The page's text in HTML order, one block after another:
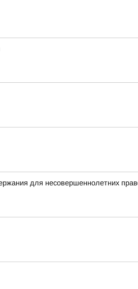
для несовершеннолетних